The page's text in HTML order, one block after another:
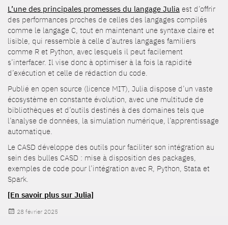
L’une des principales promesses du langage Julia est d’offrir
des performances proches de celles des langages compilés
comme le langage C, tout en maintenant une syntaxe claire et
lisible, qui ressemble à celle d’autres langages familiers
comme R et Python, avec lesquels il peut facilement
s’interfacer. Il vise donc à optimiser à la fois la rapidité
d’exécution et celle de rédaction du code.
Publié en open source (licence MIT), Julia dispose d’un vaste
écosystème en constante évolution, avec une multitude de
bibliothèques et d’outils destinés à des domaines tels que
l’analyse de données, la simulation numérique, l’apprentissage
automatique.
Le CASD développe des outils pour faciliter son intégration au
sein des bulles CASD : mise à disposition des packages,
exemples de code pour l’intégration avec R, Python, Stata et
Spark.
[En savoir plus sur Julia]
Publié
28 février 2025